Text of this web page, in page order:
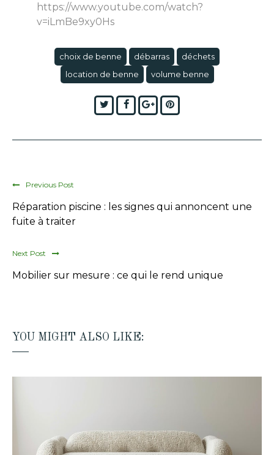
https://www.youtube.com/watch?
v=iLmBe9xy0Hs
choix de benne débarras
déchets
location de benne
volume benne
TwitterFacebook
Google+Pinterest
Previous Post
Réparation piscine : les signes qui annoncent une
fuite à traiter
Next Post
Mobilier sur mesure : ce qui le rend unique
YOU MIGHT ALSO LIKE: